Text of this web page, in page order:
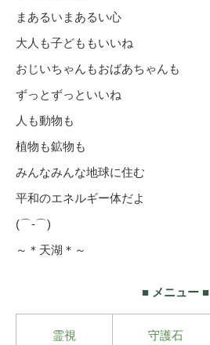
まあるいまあるい心
大人も子どももいいね
おじいちゃんもおばあちゃんも
ずっとずっといいね
人も動物も
植物も鉱物も
みんなみんな地球に住む
平和のエネルギー体だよ
(⌒‐⌒)
～＊天湖＊～
■ メニュー ■
霊視 守護石